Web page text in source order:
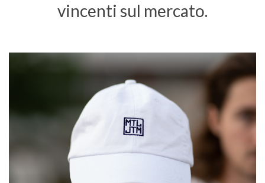
vincenti sul mercato.